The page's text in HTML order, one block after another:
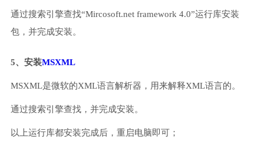
通过搜索引擎查找“Mircosoft.net framework 4.0”运行库安装
包，并完成安装。
5、安装MSXML
MSXML是微软的XML语言解析器，用来解释XML语言的。
通过搜索引擎查找，并完成安装。
以上运行库都安装完成后，重启电脑即可；